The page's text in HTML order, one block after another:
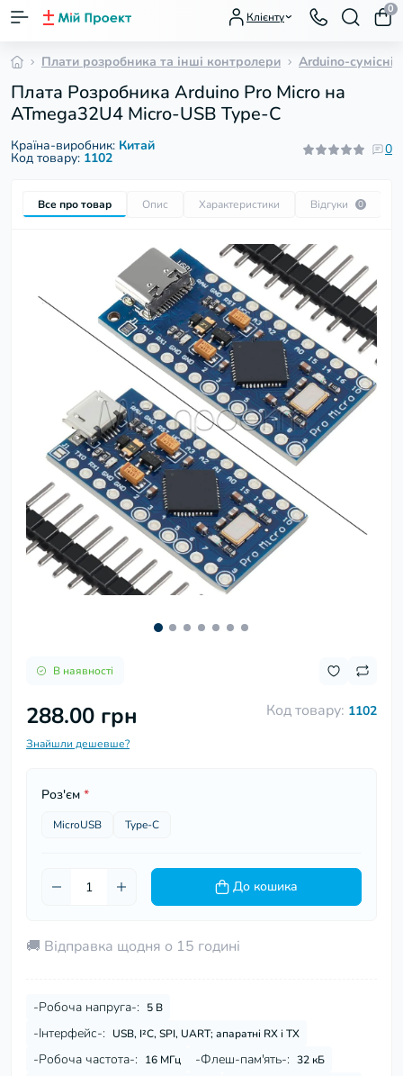
Клієнту
0
Плати розробника та інші контролери Arduino-сумісні
Плата Розробника Arduino Pro Micro на
ATmega32U4 Micro-USB Type-C
Країна-виробник: Китай
Код товару: 1102
0
Все про товар Опис Характеристики Відгуки 0
В наявності
Код товару: 1102
288.00 грн
Знайшли дешевше?
Роз'єм *
MicroUSB Type-C
До кошика
🚚 Відправка щодня о 15 годині
-Робоча напруга-: 5 В
-Інтерфейс-: USB, I²C, SPI, UART; апаратні RX і TX
-Робоча частота-: 16 МГц -Флеш-пам'ять-: 32 кБ